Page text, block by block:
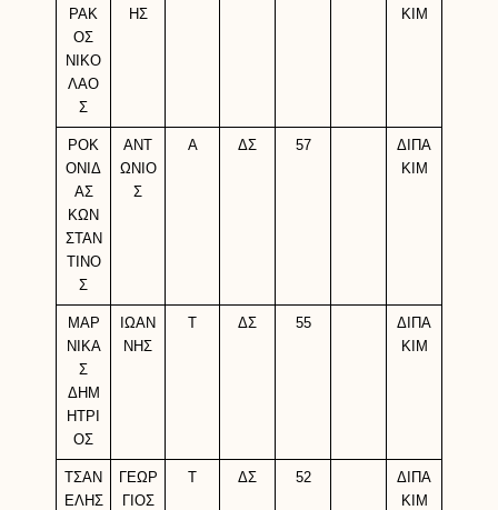
ΡΑΚ
ΟΣ
ΝΙΚΟ
ΛΑΟ
Σ
ΗΣ
ΚΙΜ
ΡΟΚ
ΟΝΙΔ
ΑΣ
ΚΩΝ
ΣΤΑΝ
ΤΙΝΟ
Σ
ΑΝΤ
ΩΝΙΟ
Σ
Α ΔΣ 57
ΔΙΠΑ
ΚΙΜ
ΜΑΡ
ΝΙΚΑ
Σ
ΔΗΜ
ΗΤΡΙ
ΟΣ
ΙΩΑΝ
ΝΗΣ
ΔΣ 55
ΔΙΠΑ
ΚΙΜ
ΤΣΑΝ
ΕΛΗΣ
ΓΕΩΡ
ΓΙΟΣ
ΔΣ 52
ΔΙΠΑ
ΚΙΜ